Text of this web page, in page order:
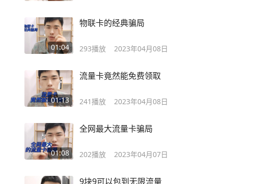
01:04
物联卡的经典骗局
293播放 2023年04月08日
01:13
流量卡竟然能免费领取
241播放 2023年04月08日
01:08
全网最大流量卡骗局
202播放 2023年04月07日
9块9可以包到无限流量